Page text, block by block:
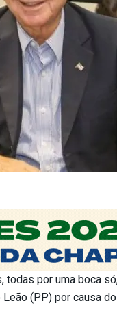
por uma boca
(PP) por causa